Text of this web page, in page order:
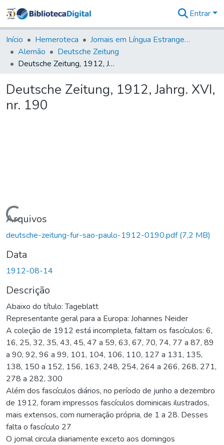
&
Coleções
Tudo na
Biblioteca
Estatísticas
Entrar
Início Hemeroteca
Jornais em Língua Estrangeira
Alemão
Deutsche Zeitung
Deutsche Zeitung, 1912, Jahrg. XVI, nr. 190
Deutsche Zeitung, 1912, Jahrg. XVI,
nr. 190
Carregando...
Arquivos
deutsche-zeitung-fur-sao-paulo-1912-0190.pdf(7,2 MB)
Data
1912-08-14
Descrição
Abaixo do título: Tageblatt
Representante geral para a Europa: Johannes Neider
A coleção de 1912 está incompleta, faltam os fascículos: 6,
16, 25, 32, 35, 43, 45, 47 a 59, 63, 67, 70, 74, 77 a 87, 89
a 90, 92, 96 a 99, 101, 104, 106, 110, 127 a 131, 135,
138, 150 a 152, 156, 163, 248, 254, 264 a 266, 268, 271,
278 a 282, 300
Além dos fascículos diários, no período de junho a dezembro
de 1912, foram impressos fascículos dominicais ilustrados,
mais extensos, com numeração própria, de 1 a 28. Desses
falta o fascículo 27
O jornal circula diariamente exceto aos domingos